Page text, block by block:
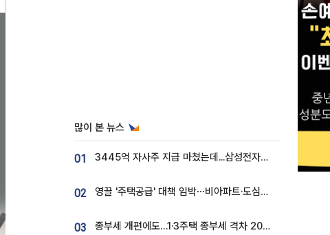
많이 본 뉴스
01 3445억 자사주 지급 마쳤는데...삼성전자 DX노조, 뒤늦은 '떼쓰기 집회'
02 영끌 '주택공급' 대책 임박⋯비아파트·도심복합까지 총동원
03 종부세 개편에도…1·3주택 종부세 격차 2028년부터 확대